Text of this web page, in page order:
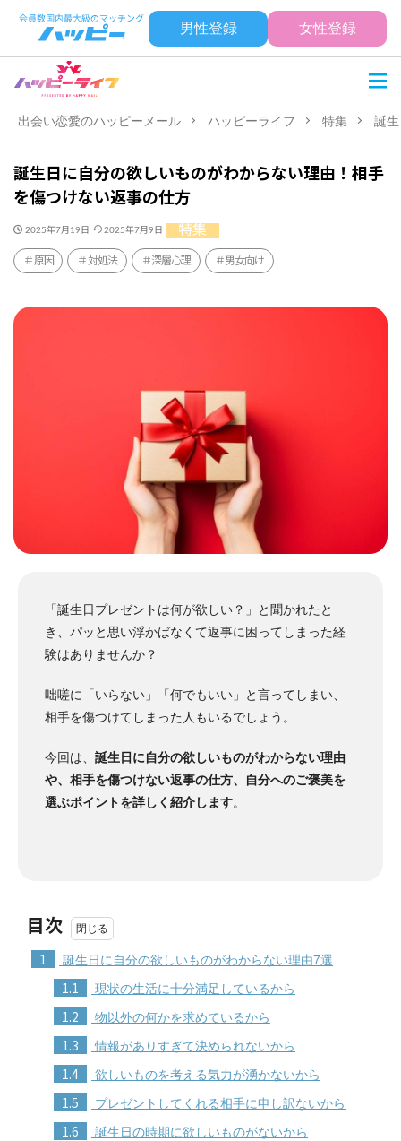
男性登録 女性登録
出会い恋愛のハッピーメール ハッピーライフ 特集 誕
誕生日に自分の欲しいものがわからない理由！相手
を傷つけない返事の仕方
2025年7月19日 2025年7月9日 特集
原因 対処法 深層心理 男女向け
「誕生日プレゼントは何が欲しい？」と聞かれたと
き、パッと思い浮かばなくて返事に困ってしまった経
験はありませんか？
咄嗟に「いらない」「何でもいい」と言ってしまい、
相手を傷つけてしまった人もいるでしょう。
今回は、 誕生日に自分の欲しいものがわからない理由
や、相手を傷つけない返事の仕方、自分へのご褒美を
選ぶポイントを詳しく紹介します。
目次
1 誕生日に自分の欲しいものがわからない理由7選
1.1 現状の生活に十分満足しているから
1.2 物以外の何かを求めているから
1.3 情報がありすぎて決められないから
1.4 欲しいものを考える気力が湧かないから
1.5 プレゼントしてくれる相手に申し訳ないから
1.6 誕生日の時期に欲しいものがないから